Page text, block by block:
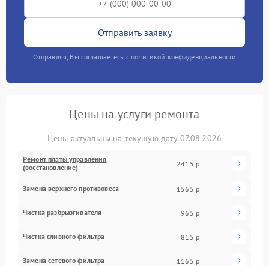
Отправить заявку
Отправляя, Вы соглашаетесь с политикой конфиденциальности
Цены на услуги ремонта
Цены актуальны на текущую дату 07.08.2026
Ремонт платы управления
(восстановление)
2415 р
Замена верхнего противовеса 1565 р
Чистка разбрызгивателя 965 р
Чистка сливного фильтра 815 р
Замена сетевого фильтра 1165 р